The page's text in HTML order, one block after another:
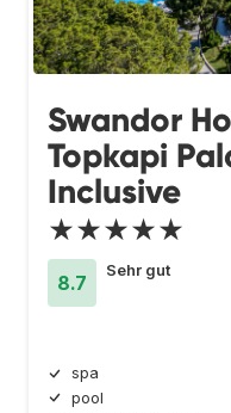
Swandor
Topkapi
Inclusive
★★★★★
8.7
Sehr gut
spa
pool